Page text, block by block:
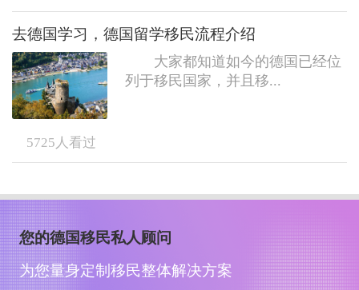
去德国学习，德国留学移民流程介绍
大家都知道如今的德国已经位
列于移民国家，并且移...
5725 人看过
您的德国移民私人顾问
为您量身定制移民整体解决方案